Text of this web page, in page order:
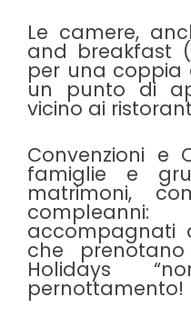
Le camere,
and breakfast
per una coppia
un punto di
vicino ai
Convenzioni e
famiglie e
matrimoni,
accompagnati
che
Holidays
pernottamento!